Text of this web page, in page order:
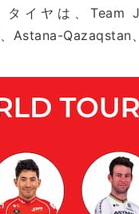
イヤは、Team
Astana-Qazaqstan